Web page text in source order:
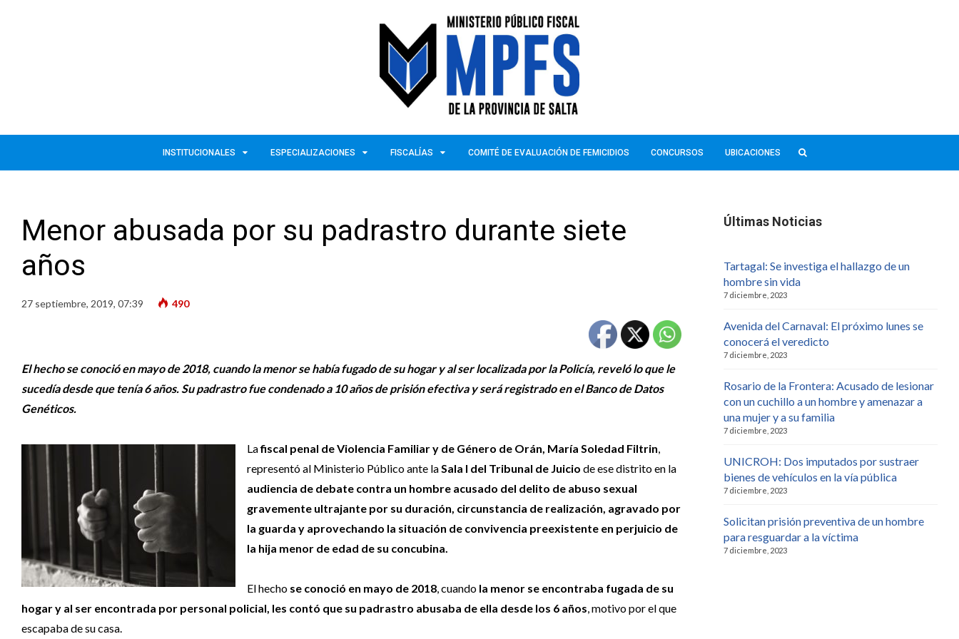
INSTITUCIONALES ESPECIALIZACIONES FISCALÍAS COMITÉ DE EVALUACIÓN DE FEMICIDIOS CONCURSOS UBICACIONES
Menor abusada por su padrastro durante siete
años
27 septiembre, 2019, 07:39 490
El hecho se conoció en mayo de 2018, cuando la menor se había fugado de su hogar y al ser localizada por la Policía, reveló lo que le
sucedía desde que tenía 6 años. Su padrastro fue condenado a 10 años de prisión efectiva y será registrado en el Banco de Datos
Genéticos.
Lafiscal penal de Violencia Familiar y de Género de Orán, María Soledad Filtrin
representó al Ministerio Público ante la Sala I del Tribunal de Juicio de ese distrito en la
audiencia de debate contra un hombre acusado del delito de abuso sexual
gravemente ultrajante por su duración, circunstancia de realización, agravado por
la guarda y aprovechando la situación de convivencia preexistente en perjuicio de
la hija menor de edad de su concubina.
El hecho se conoció en mayo de 2018 , cuando la menor se encontraba fugada de su
hogar y al ser encontrada por personal policial, les contó que su padrastro abusaba de ella desde los 6 años , motivo por el que
escapaba de su casa.
Últimas Noticias
Tartagal: Se investiga el hallazgo de un
hombre sin vida
7 diciembre, 2023
Avenida del Carnaval: El próximo lunes se
conocerá el veredicto
7 diciembre, 2023
Rosario de la Frontera: Acusado de lesionar
con un cuchillo a un hombre y amenazar a
una mujer y a su familia
7 diciembre, 2023
UNICROH: Dos imputados por sustraer
bienes de vehículos en la vía pública
7 diciembre, 2023
Solicitan prisión preventiva de un hombre
para resguardar a la víctima
7 diciembre, 2023